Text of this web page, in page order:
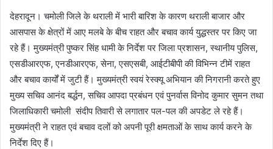
देहरादून। चमोली जिले के थराली में भारी बारिश के कारण थराली बाजार और
आसपास के क्षेत्रों में आए मलबे के बीच राहत और बचाव कार्य युद्धस्तर पर किए जा
रहे हैं। मुख्यमंत्री पुष्कर सिंह धामी के निर्देश पर जिला प्रशासन, स्थानीय पुलिस,
एसडीआरएफ, एनडीआरएफ, सेना, एसएसबी, आईटीबीपी की विभिन्न टीमें राहत
और बचाव कार्यों में जुटी हैं। मुख्यमंत्री स्वयं रेस्क्यू अभियान की निगरानी करते हुए
मुख्य सचिव आनंद बर्द्धन, सचिव आपदा प्रबंधन एवं पुनर्वास विनोद कुमार सुमन तथा
जिलाधिकारी चमोली संदीप तिवारी से लगातार पल-पल की अपडेट ले रहे हैं।
मुख्यमंत्री ने राहत एवं बचाव दलों को अपनी पूरी क्षमताओं के साथ कार्य करने के
निर्देश दिए हैं।